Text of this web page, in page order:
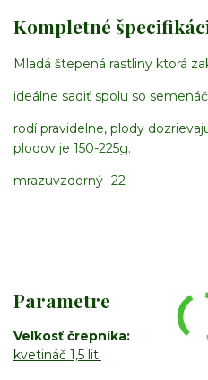
Kompletné
Mladá štepená rastliny ktorá
ideálne sadiť spolu so
rodí pravidelne, plody
plodov je 150-225g.
mrazuvzdorný -22
Parametre
Veľkosť črepníka
kvetináč 1,5 lit.